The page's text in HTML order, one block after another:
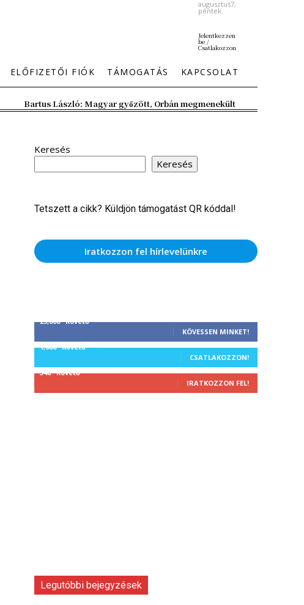
augusztus7,
péntek
Jelentkezzen
be /
Csatlakozzon
ELŐFIZETŐI FIÓK TÁMOGATÁS KAPCSOLAT
Bartus László: Magyar győzött, Orbán megmenekült
Keresés
Keresés
Tetszett a cikk? Küldjön támogatást QR kóddal!
Iratkozzon fel hírlevelünkre
25,000 Követő
KÖVESSEN MINKET!
1,000 Követő
CSATLAKOZZON!
340 Követő
IRATKOZZON FEL!
Legutóbbi bejegyzések